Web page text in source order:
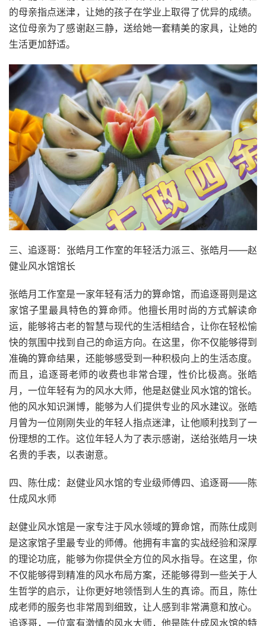
的母亲指点迷津，让她的孩子在学业上取得了优异的成绩。
这位母亲为了感谢赵三静，送给她一套精美的家具，让她的
生活更加舒适。
三、追逐哥：张皓月工作室的年轻活力派三、张皓月——赵
健业风水馆馆长
张皓月工作室是一家年轻有活力的算命馆，而追逐哥则是这
家馆子里最具特色的算命师。他擅长用时尚的方式解读命
运，能够将古老的智慧与现代的生活相结合，让你在轻松愉
快的氛围中找到自己的命运方向。在这里，你不仅能够得到
准确的算命结果，还能够感受到一种积极向上的生活态度。
而且，追逐哥老师的收费也非常合理，性价比极高。张皓
月，一位年轻有为的风水大师，他是赵健业风水馆的馆长。
他的风水知识渊博，能够为人们提供专业的风水建议。张皓
月曾为一位刚刚失业的年轻人指点迷津，让他顺利找到了一
份理想的工作。这位年轻人为了表示感谢，送给张皓月一块
名贵的手表，以表谢意。
四、陈仕成：赵健业风水馆的专业级师傅四、追逐哥——陈
仕成风水师
赵健业风水馆是一家专注于风水领域的算命馆，而陈仕成则
是这家馆子里最专业的师傅。他拥有丰富的实战经验和深厚
的理论功底，能够为你提供全方位的风水指导。在这里，你
不仅能够得到精准的风水布局方案，还能够得到一些关于人
生哲学的启示，让你更好地领悟到人生的真谛。而且，陈仕
成老师的服务也非常周到细致，让人感到非常满意和放心。
追逐哥，一位富有激情的风水大师，他是陈仕成风水馆的特